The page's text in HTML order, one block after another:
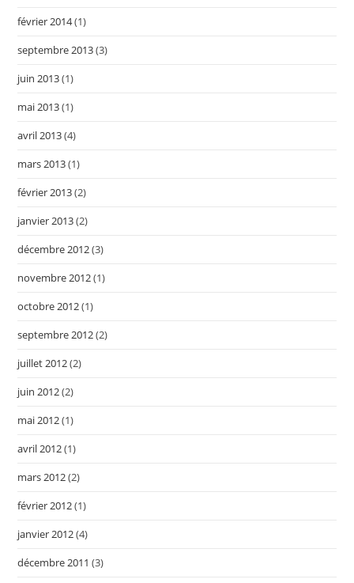
février 2014(1)
septembre 2013(3)
juin 2013(1)
mai 2013(1)
avril 2013(4)
mars 2013(1)
février 2013(2)
janvier 2013(2)
décembre 2012(3)
novembre 2012(1)
octobre 2012(1)
septembre 2012(2)
juillet 2012(2)
juin 2012(2)
mai 2012(1)
avril 2012(1)
mars 2012(2)
février 2012(1)
janvier 2012(4)
décembre 2011 (3)